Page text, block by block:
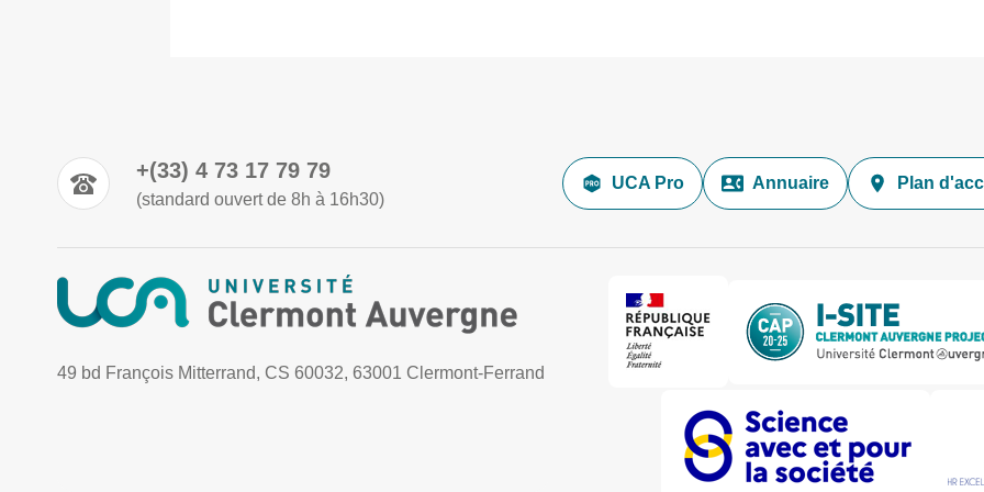
+(33) 4 73 17 79 79
(standard ouvert de 8h à 16h30)
UCA Pro Annuaire Plan
49 bd François Mitterrand, CS 60032, 63001 Clermont-Ferrand